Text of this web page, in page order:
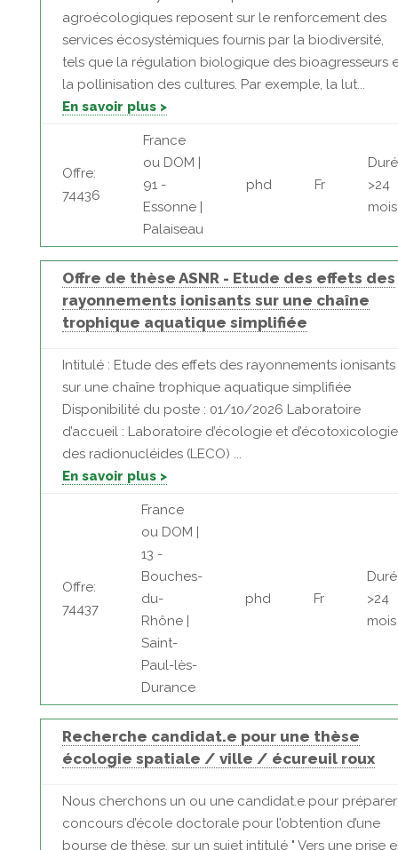
agroécologiques reposent sur le renforcement des
services écosystémiques fournis par la biodiversité,
tels que la régulation biologique des bioagresseurs
la pollinisation des cultures. Par exemple, la lut...
En savoir plus >
Offre:
74436
France
ou DOM |
91 -
Essonne |
Palaiseau
phd Fr
>24
mois
Offre de thèse ASNR - Etude des effets des
rayonnements ionisants sur une chaîne
trophique aquatique simplifiée
Intitulé : Etude des effets des rayonnements ionisants
sur une chaîne trophique aquatique simplifiée
Disponibilité du poste : 01/10/2026 Laboratoire
d’accueil : Laboratoire d’écologie et d’écotoxicologie
des radionucléides (LECO) ...
En savoir plus >
Offre:
74437
France
ou DOM |
13 -
Bouches-
du-
Rhône |
Saint-
Paul-lès-
Durance
phd Fr
>24
mois
Recherche candidat.e pour une thèse
écologie spatiale / ville / écureuil roux
Nous cherchons un ou une candidat.e pour
concours d’école doctorale pour l’obtention d’une
bourse de thèse, sur un sujet intitulé " Vers une prise